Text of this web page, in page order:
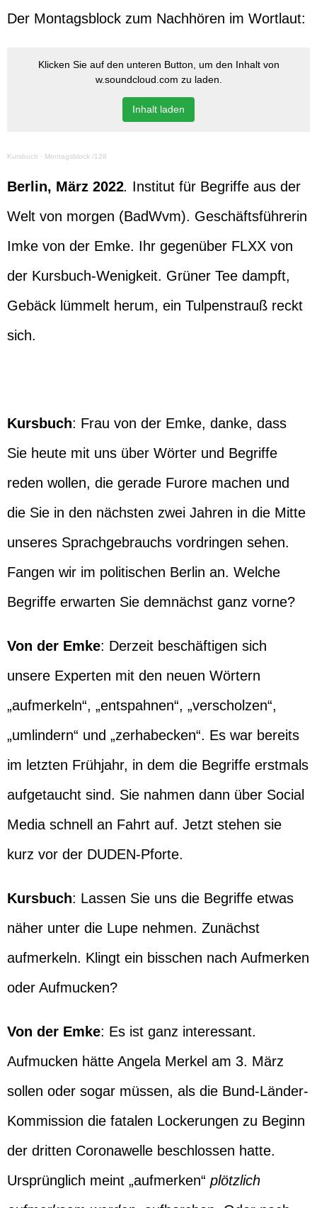
Der Montagsblock zum Nachhören im Wortlaut:
Klicken Sie auf den unteren Button, um den Inhalt von
w.soundcloud.com zu laden.
Inhalt laden
Kursbuch · Montagsblock /128
Berlin, März 2022. Institut für Begriffe aus der
Welt von morgen (BadWvm). Geschäftsführerin
Imke von der Emke. Ihr gegenüber FLXX von
der Kursbuch-Wenigkeit. Grüner Tee dampft,
Gebäck lümmelt herum, ein Tulpenstrauß reckt
sich.
Kursbuch: Frau von der Emke, danke, dass
Sie heute mit uns über Wörter und Begriffe
reden wollen, die gerade Furore machen und
die Sie in den nächsten zwei Jahren in die Mitte
unseres Sprachgebrauchs vordringen sehen.
Fangen wir im politischen Berlin an. Welche
Begriffe erwarten Sie demnächst ganz vorne?
Von der Emke: Derzeit beschäftigen sich
unsere Experten mit den neuen Wörtern
„aufmerkeln“, „entspahnen“, „verscholzen“,
„umlindern“ und „zerhabecken“. Es war bereits
im letzten Frühjahr, in dem die Begriffe erstmals
aufgetaucht sind. Sie nahmen dann über Social
Media schnell an Fahrt auf. Jetzt stehen sie
kurz vor der DUDEN-Pforte.
Kursbuch: Lassen Sie uns die Begriffe etwas
näher unter die Lupe nehmen. Zunächst
aufmerkeln. Klingt ein bisschen nach Aufmerken
oder Aufmucken?
Von der Emke: Es ist ganz interessant.
Aufmucken hätte Angela Merkel am 3. März
sollen oder sogar müssen, als die Bund-Länder-
Kommission die fatalen Lockerungen zu Beginn
der dritten Coronawelle beschlossen hatte.
Ursprünglich meint „aufmerken“ plötzlich